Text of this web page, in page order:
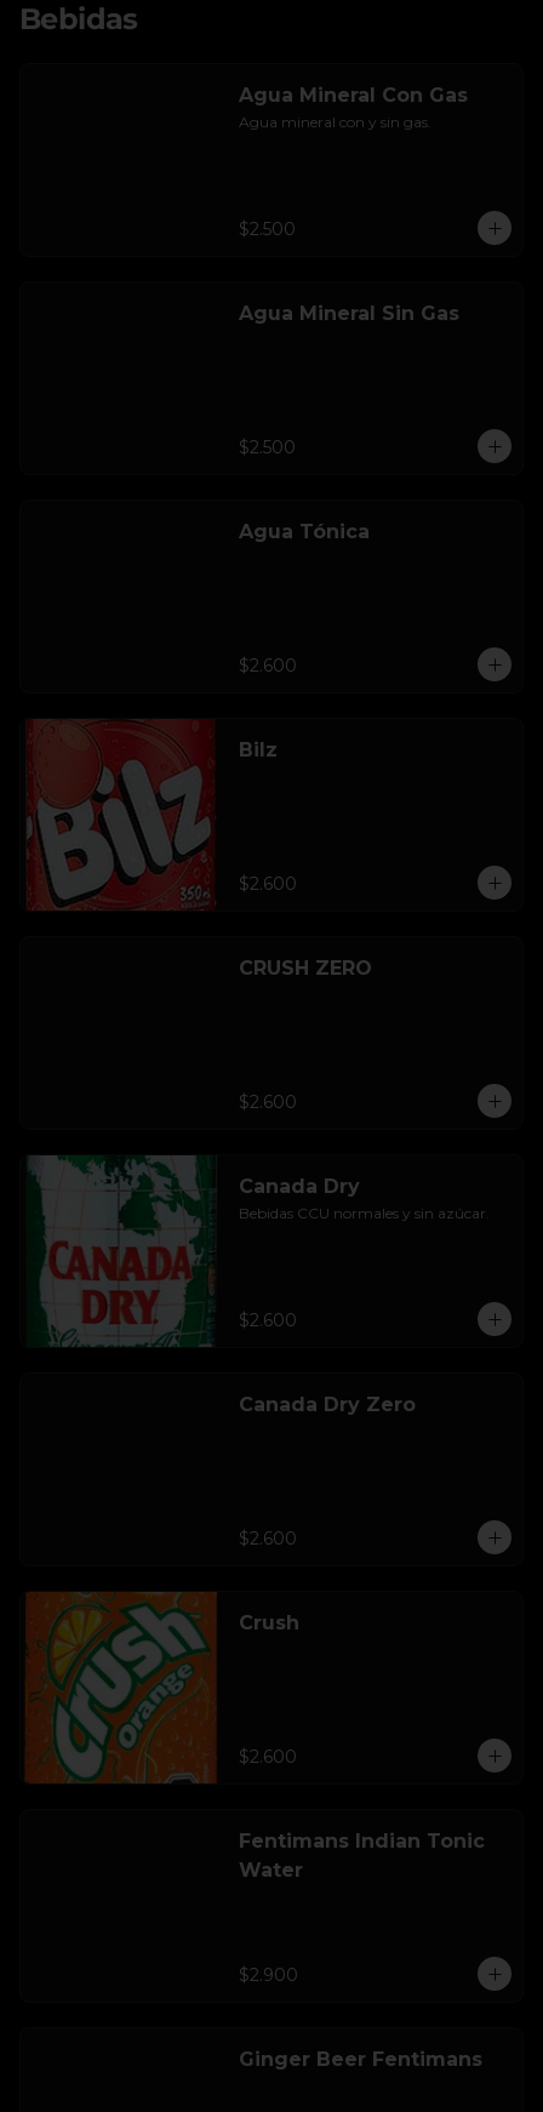
Bebidas
Agua Mineral Con Gas
Agua mineral con y sin gas.
$2.500
Agua Mineral Sin Gas
$2.500
Agua Tónica
$2.600
Bilz
$2.600
CRUSH ZERO
$2.600
Canada Dry
Bebidas CCU normales y sin azúcar.
$2.600
Canada Dry Zero
$2.600
Crush
$2.600
Fentimans Indian Tonic
Water
$2.900
Ginger Beer Fentimans